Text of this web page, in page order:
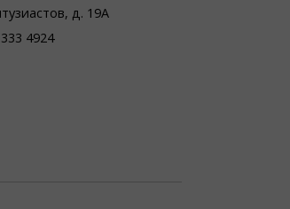
д. 19А
4924